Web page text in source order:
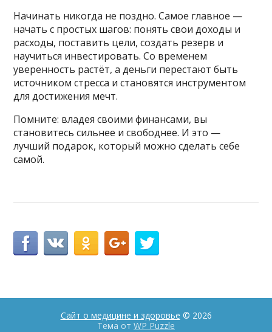
Начинать никогда не поздно. Самое главное —
начать с простых шагов: понять свои доходы и
расходы, поставить цели, создать резерв и
научиться инвестировать. Со временем
уверенность растёт, а деньги перестают быть
источником стресса и становятся инструментом
для достижения мечт.
Помните: владея своими финансами, вы
становитесь сильнее и свободнее. И это —
лучший подарок, который можно сделать себе
самой.
Сайт о медицине и здоровье © 2026
Тема от WP Puzzle